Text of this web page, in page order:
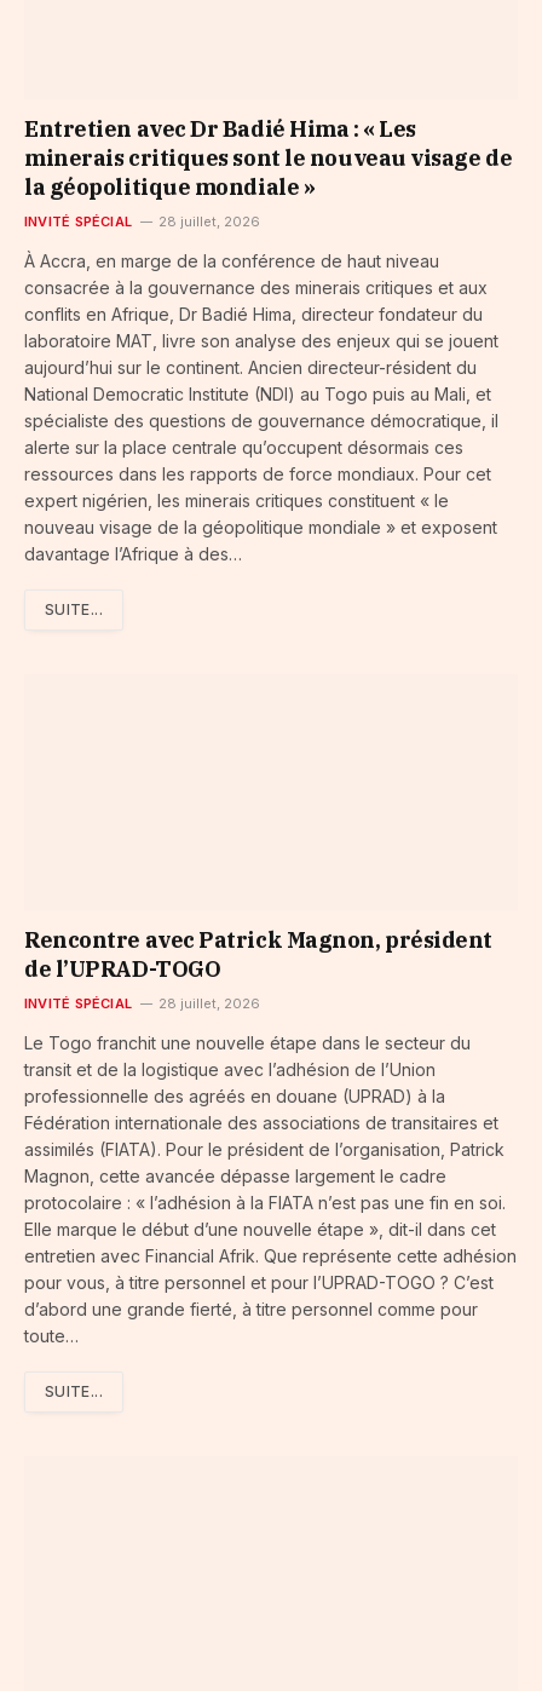
Entretien avec Dr Badié Hima : « Les
minerais critiques sont le nouveau visage de
la géopolitique mondiale »
INVITÉ SPÉCIAL 28 juillet, 2026
À Accra, en marge de la conférence de haut niveau
consacrée à la gouvernance des minerais critiques et aux
conflits en Afrique, Dr Badié Hima, directeur fondateur du
laboratoire MAT, livre son analyse des enjeux qui se jouent
aujourd’hui sur le continent. Ancien directeur-résident du
National Democratic Institute (NDI) au Togo puis au Mali, et
spécialiste des questions de gouvernance démocratique, il
alerte sur la place centrale qu’occupent désormais ces
ressources dans les rapports de force mondiaux. Pour cet
expert nigérien, les minerais critiques constituent « le
nouveau visage de la géopolitique mondiale » et exposent
davantage l’Afrique à des…
SUITE...
Rencontre avec Patrick Magnon, président
de l’UPRAD-TOGO
INVITÉ SPÉCIAL 28 juillet, 2026
Le Togo franchit une nouvelle étape dans le secteur du
transit et de la logistique avec l’adhésion de l’Union
professionnelle des agréés en douane (UPRAD) à la
Fédération internationale des associations de transitaires et
assimilés (FIATA). Pour le président de l’organisation, Patrick
Magnon, cette avancée dépasse largement le cadre
protocolaire : « l’adhésion à la FIATA n’est pas une fin en soi.
Elle marque le début d’une nouvelle étape », dit-il dans cet
entretien avec Financial Afrik. Que représente cette adhésion
pour vous, à titre personnel et pour l’UPRAD-TOGO ? C’est
d’abord une grande fierté, à titre personnel comme pour
toute…
SUITE...